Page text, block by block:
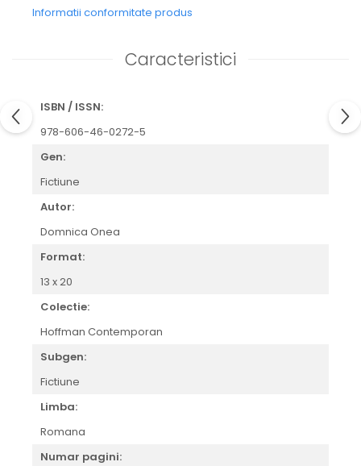
Informatii conformitate produs
Caracteristici
ISBN / ISSN:
978-606-46-0272-5
Gen:
Fictiune
Autor:
Domnica Onea
Format:
13 x 20
Colectie:
Hoffman Contemporan
Subgen:
Fictiune
Limba:
Romana
Numar pagini: